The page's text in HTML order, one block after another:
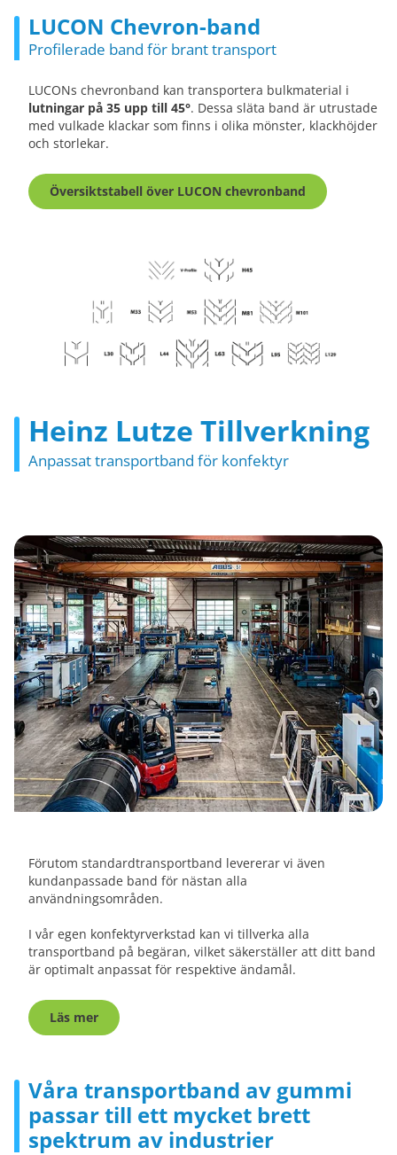
LUCON Chevron-band
Profilerade band för brant transport
LUCONs chevronband kan transportera bulkmaterial i
lutningar på 35 upp till 45°. Dessa släta band är utrustade
med vulkade klackar som finns i olika mönster, klackhöjder
och storlekar.
Översiktstabell över LUCON chevronband
Heinz Lutze Tillverkning
Anpassat transportband för konfektyr
Förutom standardtransportband levererar vi även
kundanpassade band för nästan alla
användningsområden.
I vår egen konfektyrverkstad kan vi tillverka alla
transportband på begäran, vilket säkerställer att ditt band
är optimalt anpassat för respektive ändamål.
Läs mer
Våra transportband av gummi
passar till ett mycket brett
spektrum av industrier